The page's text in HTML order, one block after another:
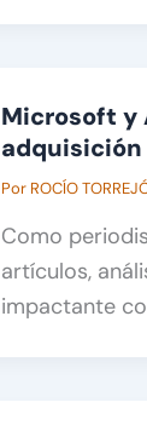
Microsoft y
adquisición
Por ROCÍO
Como
artículos,
impactante